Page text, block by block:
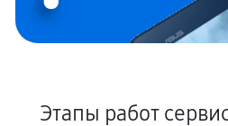
Этапы работ